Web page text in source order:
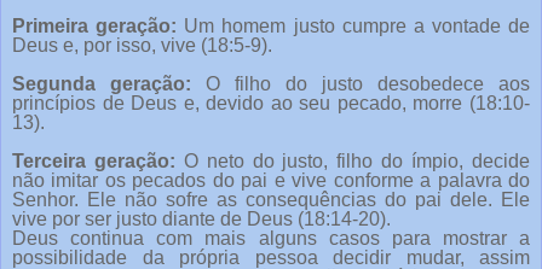
Primeira geração: Um homem justo cumpre a vontade de
Deus e, por isso, vive (18:5-9).
Segunda geração: O filho do justo desobedece aos
princípios de Deus e, devido ao seu pecado, morre (18:10-
13).
Terceira geração: O neto do justo, filho do ímpio, decide
não imitar os pecados do pai e vive conforme a palavra do
Senhor. Ele não sofre as consequências do pai dele. Ele
vive por ser justo diante de Deus (18:14-20).
Deus continua com mais alguns casos para mostrar a
possibilidade da própria pessoa decidir mudar, assim